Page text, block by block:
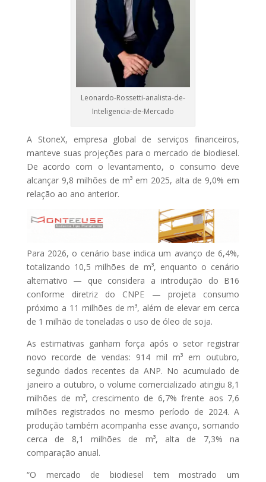
Leonardo-Rossetti-analista-de-
Inteligencia-de-Mercado
A StoneX, empresa global de serviços financeiros,
manteve suas projeções para o mercado de biodiesel.
De acordo com o levantamento, o consumo deve
alcançar 9,8 milhões de m³ em 2025, alta de 9,0% em
relação ao ano anterior.
Para 2026, o cenário base indica um avanço de 6,4%,
totalizando 10,5 milhões de m³, enquanto o cenário
alternativo — que considera a introdução do B16
conforme diretriz do CNPE — projeta consumo
próximo a 11 milhões de m³, além de elevar em cerca
de 1 milhão de toneladas o uso de óleo de soja.
As estimativas ganham força após o setor registrar
novo recorde de vendas: 914 mil m³ em outubro,
segundo dados recentes da ANP. No acumulado de
janeiro a outubro, o volume comercializado atingiu 8,1
milhões de m³, crescimento de 6,7% frente aos 7,6
milhões registrados no mesmo período de 2024. A
produção também acompanha esse avanço, somando
cerca de 8,1 milhões de m³, alta de 7,3% na
comparação anual.
“O mercado de biodiesel tem mostrado um